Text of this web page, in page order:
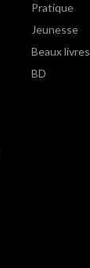
Pratique
Jeunesse
Beaux livres
BD